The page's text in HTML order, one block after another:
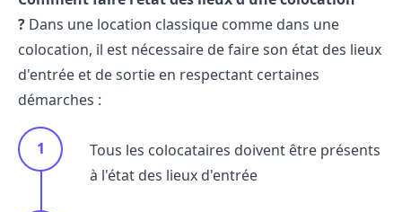
? Dans une location classique comme dans une
colocation, il est nécessaire defaire son état des lieux
d'entrée et de sortie en respectant certaines
démarches :
Tous les colocataires doivent être présents
à l'état des lieux d'entrée